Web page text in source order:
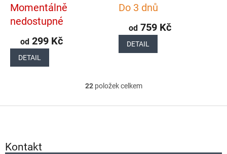
Momentálně
nedostupné
od 299 Kč
DETAIL
Do 3 dnů
od 759 Kč
DETAIL
O
v
22položek celkem
Kontakt